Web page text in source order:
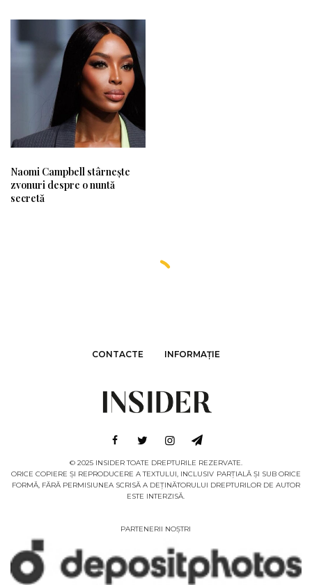
Naomi Campbell stârnește
zvonuri despre o nuntă
secretă
CONTACTE INFORMAȚIE
© 2025 INSIDER TOATE DREPTURILE REZERVATE.
ORICE COPIERE ȘI REPRODUCERE A TEXTULUI, INCLUSIV PARȚIALĂ ȘI SUB ORICE
FORMĂ, FĂRĂ PERMISIUNEA SCRISĂ A DEȚINĂTORULUI DREPTURILOR DE AUTOR
ESTE INTERZISĂ.
PARTENERII NOȘTRI